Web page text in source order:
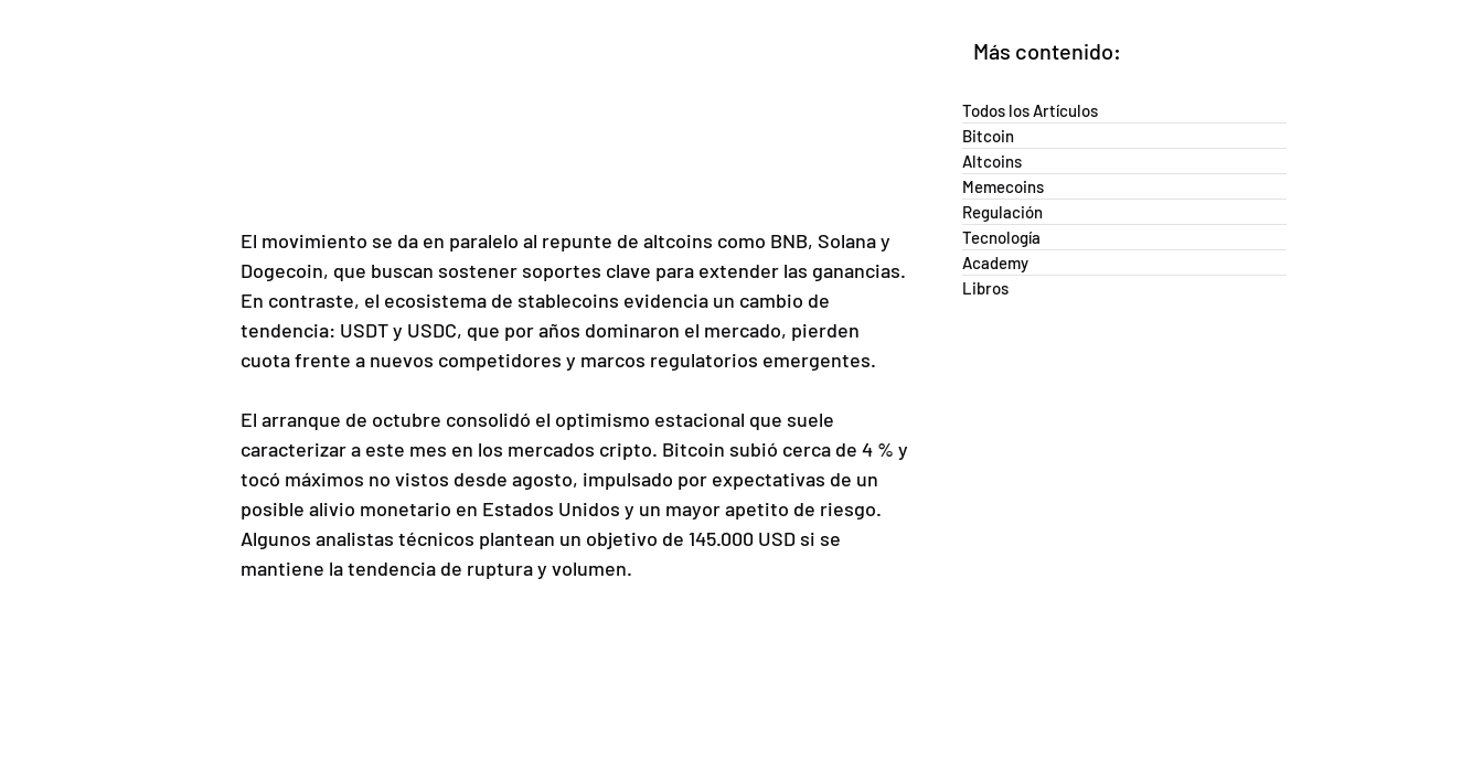
El movimiento se da en paralelo al repunte de altcoins como BNB, Solana y
Dogecoin, que buscan sostener soportes clave para extender las ganancias.
En contraste, el ecosistema de stablecoins evidencia un cambio de
tendencia: USDT y USDC, que por años dominaron el mercado, pierden
cuota frente a nuevos competidores y marcos regulatorios emergentes.
El arranque de octubre consolidó el optimismo estacional que suele
caracterizar a este mes en los mercados cripto. Bitcoin subió cerca de 4 % y
tocó máximos no vistos desde agosto, impulsado por expectativas de un
posible alivio monetario en Estados Unidos y un mayor apetito de riesgo.
Algunos analistas técnicos plantean un objetivo de 145.000 USD si se
mantiene la tendencia de ruptura y volumen.
Más contenido:
Todos los Artículos
Bitcoin
Altcoins
Memecoins
Regulación
Tecnología
Academy
Libros